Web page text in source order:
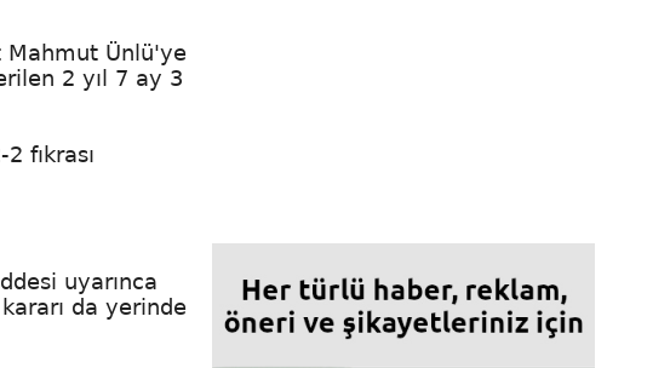
Mahmut Ünlü'ye
2 yıl 7 ay 3
fıkrası
uyarınca
da yerinde